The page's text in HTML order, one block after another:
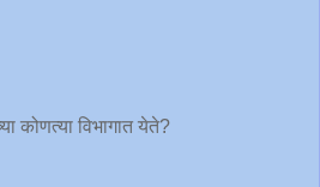
कोणत्या विभागात येते?